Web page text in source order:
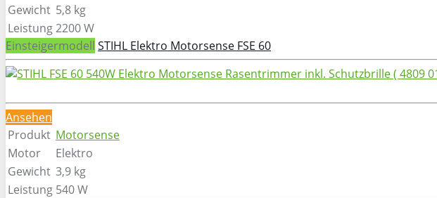
Gewicht 5,8 kg
Leistung2200 W
Einsteigermodell STIHL Elektro Motorsense FSE 60
Ansehen
Produkt Motorsense
Motor
Elektro
Gewicht 3,9 kg
Leistung 540 W